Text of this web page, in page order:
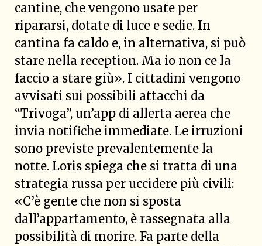
cantine, che vengono usate per
ripararsi, dotate di luce e sedie. In
cantina fa caldo e, in alternativa, si può
stare nella reception. Ma io non ce la
faccio a stare giù». I cittadini vengono
avvisati sui possibili attacchi da
“Trivoga”, un’app di allerta aerea che
invia notifiche immediate. Le irruzioni
sono previste prevalentemente la
notte. Loris spiega che si tratta di una
strategia russa per uccidere più civili:
«C’è gente che non si sposta
dall’appartamento, è rassegnata alla
possibilità di morire. Fa parte della